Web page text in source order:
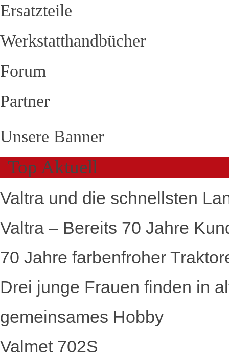
Ersatzteile
Werkstatthandbücher
Forum
Partner
Unsere Banner
Top Aktuell
Valtra und die schnellsten
Valtra – Bereits 70 Jahre
70 Jahre farbenfroher
Drei junge Frauen finden in
gemeinsames Hobby
Valmet 702S